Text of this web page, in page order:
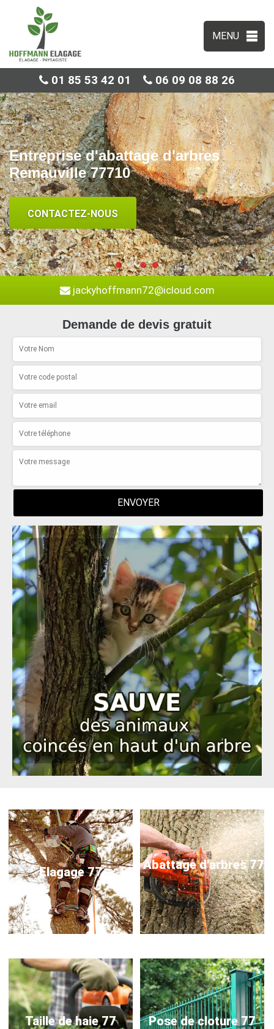
MENU
01 85 53 42 01 06 09 08 88 26
Entreprise d'abattage d'arbres
Remauville 77710
CONTACTEZ-NOUS
jackyhoffmann72@icloud.com
Demande de devis gratuit
Elagage 77 Abattage d'arbres 77
Taille de haie 77 Pose de cloture 77